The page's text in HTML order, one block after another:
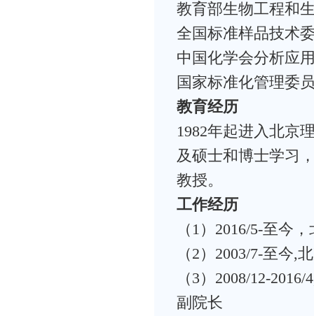
教育部生物工程和
全国标准样品技术
中国化学会分析应
国家标准化管理委
教育经历
1982年起进入北京
及硕士和博士学习
教授。
工作经历
（1）2016/5-至今
（2）2003/7-至今,
（3）2008/12-
副院长